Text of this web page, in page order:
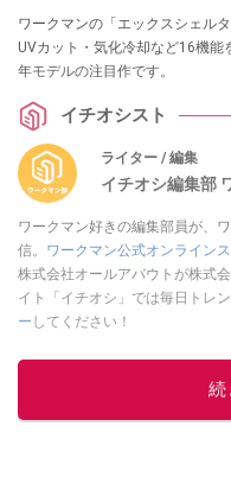
ワークマンの「エックスシェル
UVカット・気化冷却など16機
年モデルの注目作です。
イチオシスト
ライター / 編集
イチオシ編集部
ワークマン好きの編集部員が、
信。 ワークマン公式オンライン
株式会社オールアバウトが株式
イト「イチオシ」では毎日トレン
ー してください！
続